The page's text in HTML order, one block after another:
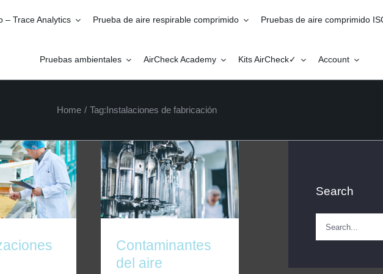
– Trace Analytics Prueba de aire respirable comprimido Pruebas de aire comprimido
Pruebas ambientales AirCheck Academy Kits AirCheck✓ Account
Home / Tag:Instalaciones de fabricación
de aire
SQF Edition
9
Contaminantes del aire
comprimido:
Presentación ISBT
Contaminantes
del aire
Search
Search
for: